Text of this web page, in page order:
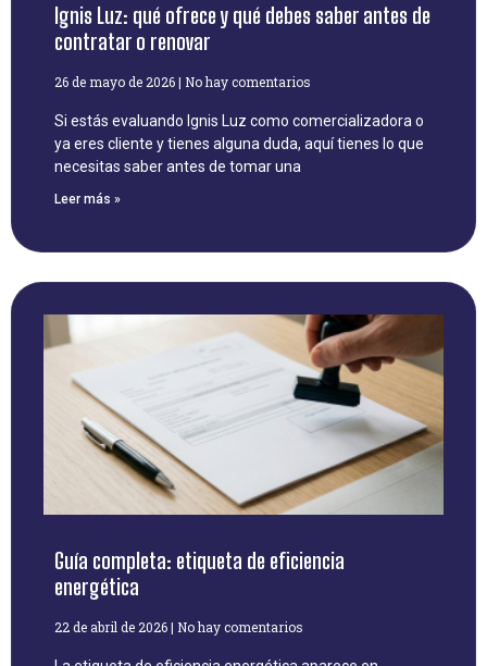
Ignis Luz: qué ofrece y qué debes saber antes de
contratar o renovar
26 de mayo de 2026 No hay comentarios
Si estás evaluando Ignis Luz como comercializadora o
ya eres cliente y tienes alguna duda, aquí tienes lo que
necesitas saber antes de tomar una
Leer más »
Guía completa: etiqueta de eficiencia
energética
22 de abril de 2026 No hay comentarios